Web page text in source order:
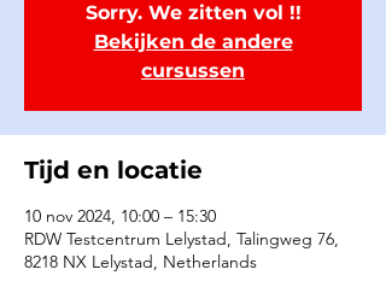
Sorry. We zitten vol !!
Bekijken de andere
cursussen
Tijd en locatie
10 nov 2024, 10:00 – 15:30
RDW Testcentrum Lelystad, Talingweg 76,
8218 NX Lelystad, Netherlands